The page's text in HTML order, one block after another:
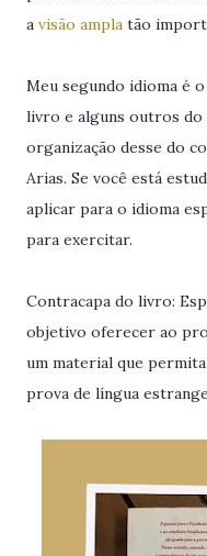
a visão ampla tão
Meu segundo idioma é
livro e alguns outros do
organização desse do
Arias. Se você está
aplicar para o idioma
para exercitar.
Contracapa do livro:
objetivo oferecer ao
um material que
prova de língua